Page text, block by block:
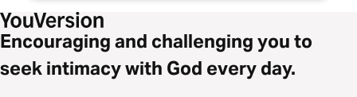
Encouraging and challenging you to
seek intimacy with God every day.